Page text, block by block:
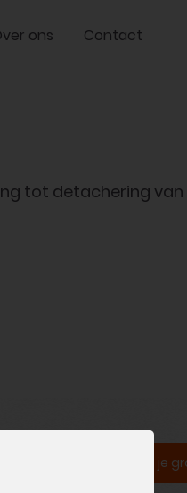
ons Contact
tot detachering
Start je